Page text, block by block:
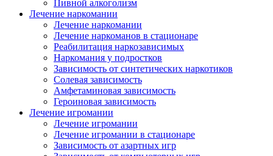
Пивной алкоголизм
Лечение наркомании
Лечение наркомании
Лечение наркоманов в стационаре
Реабилитация наркозависимых
Наркомания у подростков
Зависимость от синтетических наркотиков
Солевая зависимость
Амфетаминовая зависимость
Героиновая зависимость
Лечение игромании
Лечение игромании
Лечение игромании в стационаре
Зависимость от азартных игр